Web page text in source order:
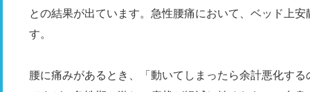
との結果が出ています。急性腰痛において、ベッド上
す。
腰に痛みがあるとき、「動いてしまったら余計悪化す